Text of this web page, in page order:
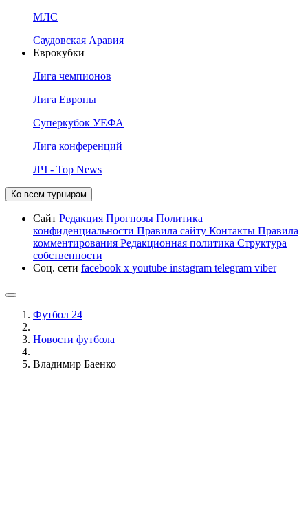
МЛС
Саудовская Аравия
Еврокубки
Лига чемпионов
Лига Европы
Суперкубок УЕФА
Лига конференций
ЛЧ - Top News
Ко всем турнирам
Сайт Редакция Прогнозы Политика
конфиденциальности Правила сайту Контакты Правила
комментирования Редакционная политика Структура
собственности
Соц. сети facebook x youtube instagram telegram viber
Футбол 24
Новости футбола
Владимир Баенко